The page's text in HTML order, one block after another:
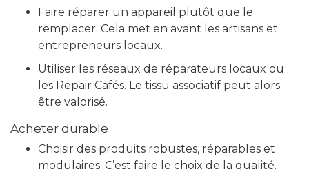
Faire réparer un appareil plutôt que le
remplacer. Cela met en avant les artisans et
entrepreneurs locaux.
Utiliser les réseaux de réparateurs locaux ou
les Repair Cafés. Le tissu associatif peut alors
être valorisé.
Acheter durable
Choisir des produits robustes, réparables et
modulaires. C’est faire le choix de la qualité.